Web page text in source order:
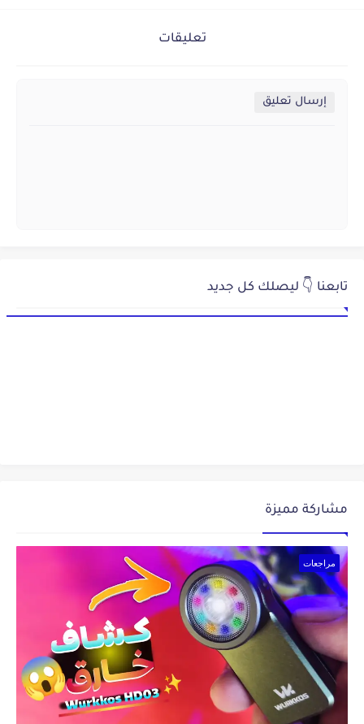
تعليقات
إرسال تعليق
تابعنا 👇 ليصلك كل جديد
مشاركة مميزة
مراجعات